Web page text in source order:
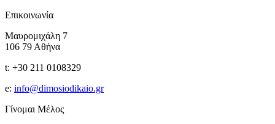
Επικοινωνία
Μαυρομιχάλη 7
106 79 Αθήνα
t: +30 211 0108329
e: info@dimosiodikaio.gr
Γίνομαι Μέλος